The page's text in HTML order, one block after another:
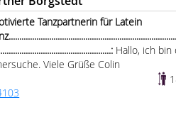
Tanzpartnerin für Latein
Hallo, ich
Viele Grüße Colin